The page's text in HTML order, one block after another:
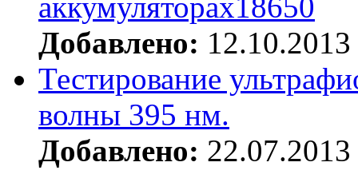
Добавлено: 12.10.2013
Тестирование
волны 395 нм.
Добавлено: 22.07.2013